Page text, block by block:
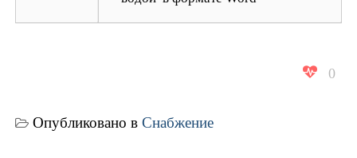
0
Опубликовано в Снабжение